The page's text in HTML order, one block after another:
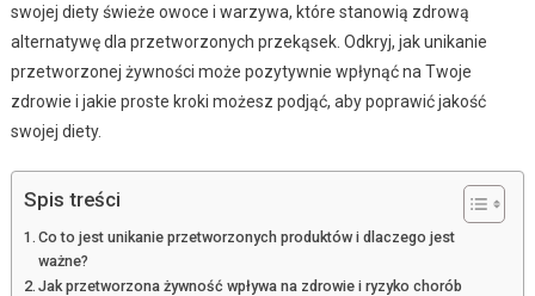
swojej diety świeże owoce i warzywa, które stanowią zdrową
alternatywę dla przetworzonych przekąsek. Odkryj, jak unikanie
przetworzonej żywności może pozytywnie wpłynąć na Twoje
zdrowie i jakie proste kroki możesz podjąć, aby poprawić jakość
swojej diety.
Spis treści
Co to jest unikanie przetworzonych produktów i dlaczego jest
ważne?
Jak przetworzona żywność wpływa na zdrowie i ryzyko chorób